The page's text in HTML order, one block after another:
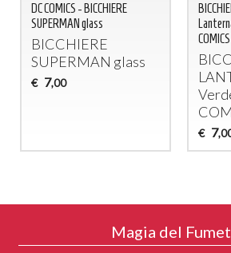
DC COMICS - BICCHIERE
SUPERMAN glass
BICCHIERE
SUPERMAN glass
€ 7,00
COMICS
€ 7
Magia del